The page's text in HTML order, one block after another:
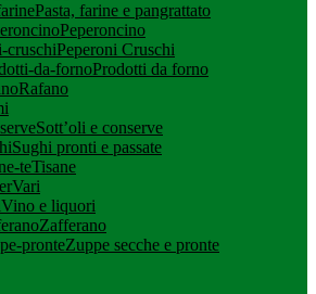
Pasta, farine e pangrattato
Peperoncino
Peperoni Cruschi
Prodotti da forno
Rafano
Sott’oli e conserve
Sughi pronti e passate
Tisane
Vari
Vino e liquori
Zafferano
Zuppe secche e pronte